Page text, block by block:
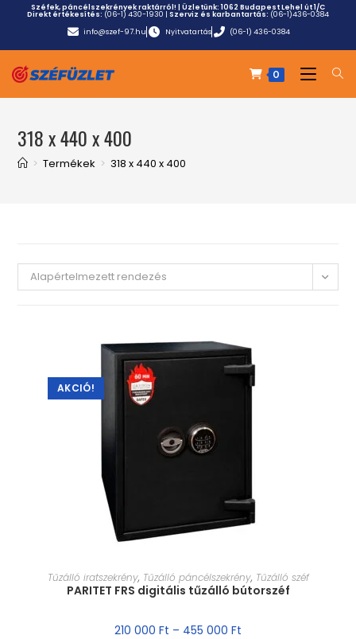
Széfek, páncélszekrények raktárról! | Üzletünk:1062 Budapest Lehel út 1/C
Direkt értékesítés: (06-1) 430-1930 | Szerviz és karbantartás: (06-1)436-0384
info@szef-97.hu
Nyitvatartás (06-1) 436-0384
0
318 x 440 x 400
> Termékek > 318 x 440 x 400
Alapértelmezett rendezés
AKCIÓ!
MÉRET VÁLASZTÁSA
Tűzálló iratszekrény, Tűzálló páncélszekrény, Tűzálló széf
PARITET FRS digitális tűzálló bútorszéf
210 000 Ft – 455 000 Ft